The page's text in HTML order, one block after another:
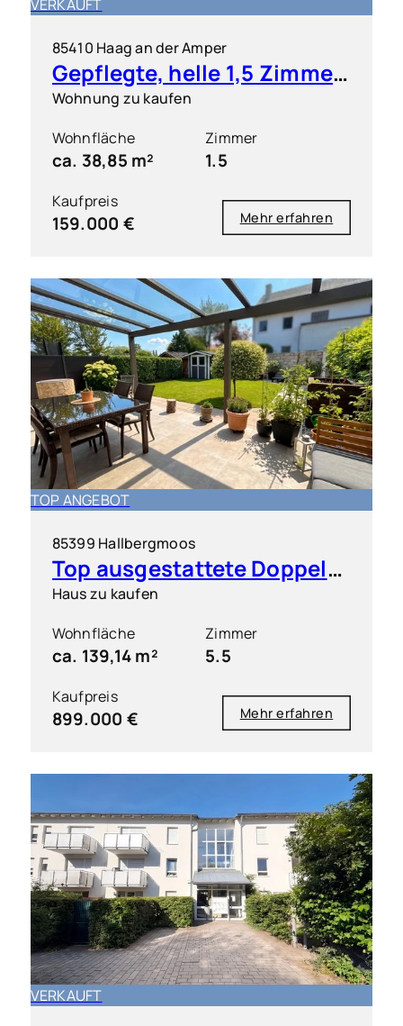
VERKAUFT
85410 Haag an der Amper
Gepflegte, helle 1,5 Zimmer-Wohnung mit S/O-Balkon
Wohnung zu kaufen
Wohnfläche
ca. 38,85 m²
Zimmer
1.5
Kaufpreis
159.000 € Mehr erfahren
TOP ANGEBOT
85399 Hallbergmoos
Top ausgestattete Doppelhaushälfte in sehr guter Lage
Haus zu kaufen
Wohnfläche
ca. 139,14 m²
Zimmer
5.5
Kaufpreis
899.000 € Mehr erfahren
VERKAUFT